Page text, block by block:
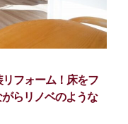
フォーム！床をフ
らリノベのような